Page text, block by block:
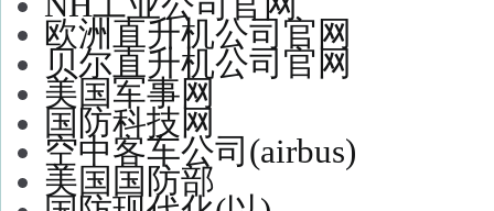
欧洲直升机公司官网
贝尔直升机公司官网
美国军事网
国防科技网
空中客车公司(airbus)
美国国防部